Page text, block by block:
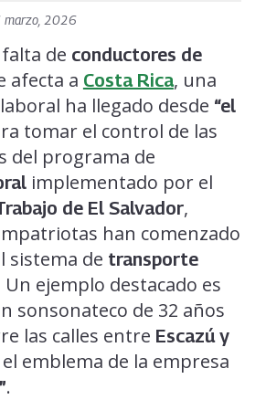
marzo, 2026
de conductores de
afecta a Costa Rica, una
ha llegado desde “el
tomar el control de las
del programa de
implementado por el
de El Salvador,
han comenzado
sistema de transporte
Un ejemplo destacado es
sonsonateco de 32 años
las calles entre Escazú y
emblema de la empresa
.